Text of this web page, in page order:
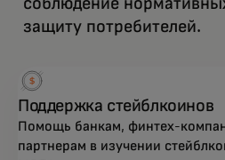
защиту потребителей.
Поддержка стейблкоинов
Помощь банкам, финтех-
партнерам в изучении